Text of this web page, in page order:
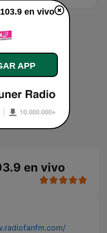
en vivo
en vivo
APP